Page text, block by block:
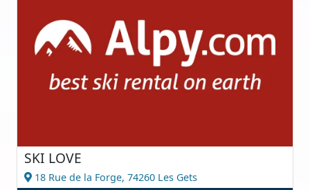
SKI LOVE
18 Rue de la Forge, 74260 Les Gets